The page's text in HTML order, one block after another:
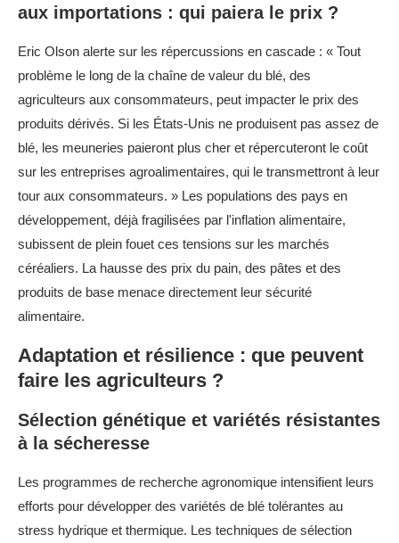
aux importations : qui paiera le prix ?
Eric Olson alerte sur les répercussions en cascade : « Tout
problème le long de la chaîne de valeur du blé, des
agriculteurs aux consommateurs, peut impacter le prix des
produits dérivés. Si les États-Unis ne produisent pas assez de
blé, les meuneries paieront plus cher et répercuteront le coût
sur les entreprises agroalimentaires, qui le transmettront à leur
tour aux consommateurs. » Les populations des pays en
développement, déjà fragilisées par l'inflation alimentaire,
subissent de plein fouet ces tensions sur les marchés
céréaliers. La hausse des prix du pain, des pâtes et des
produits de base menace directement leur sécurité
alimentaire.
Adaptation et résilience : que peuvent
faire les agriculteurs ?
Sélection génétique et variétés résistantes
à la sécheresse
Les programmes de recherche agronomique intensifient leurs
efforts pour développer des variétés de blé tolérantes au
stress hydrique et thermique. Les techniques de sélection